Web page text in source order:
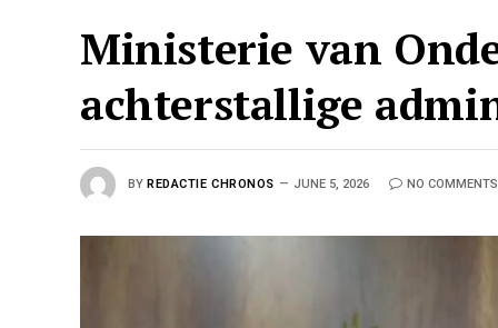
Ministerie van
achterstallige
BY REDACTIE CHRONOS JUNE 5, 2026 NO COMMENTS